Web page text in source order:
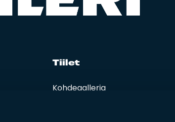
Tii­let
Kohdegalleria